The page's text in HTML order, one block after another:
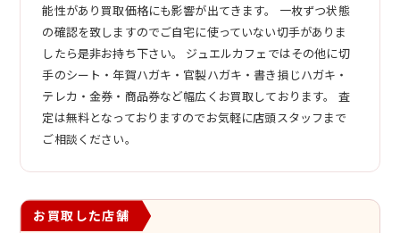
能性があり買取価格にも影響が出てきます。 一枚ずつ状態
の確認を致しますのでご自宅に使っていない切手がありま
したら是非お持ち下さい。 ジュエルカフェではその他に切
手のシート・年賀ハガキ・官製ハガキ・書き損じハガキ・
テレカ・金券・商品券など幅広くお買取しております。 査
定は無料となっておりますのでお気軽に店頭スタッフまで
ご相談ください。
お買取した店舗